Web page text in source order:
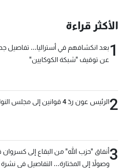
الأكثر قراءة
1بعد انكشافهم في أستراليا... تفاصيل
عن توقيف "شبكة الكوكايين"
2الرئيس عون ردّ 4 قوانين إلى مجلس النواب
3أنفاق "حزب الله" من البقاع إلى كسروان
وصولاً إلى المختارة... التفاصيل في نشرة